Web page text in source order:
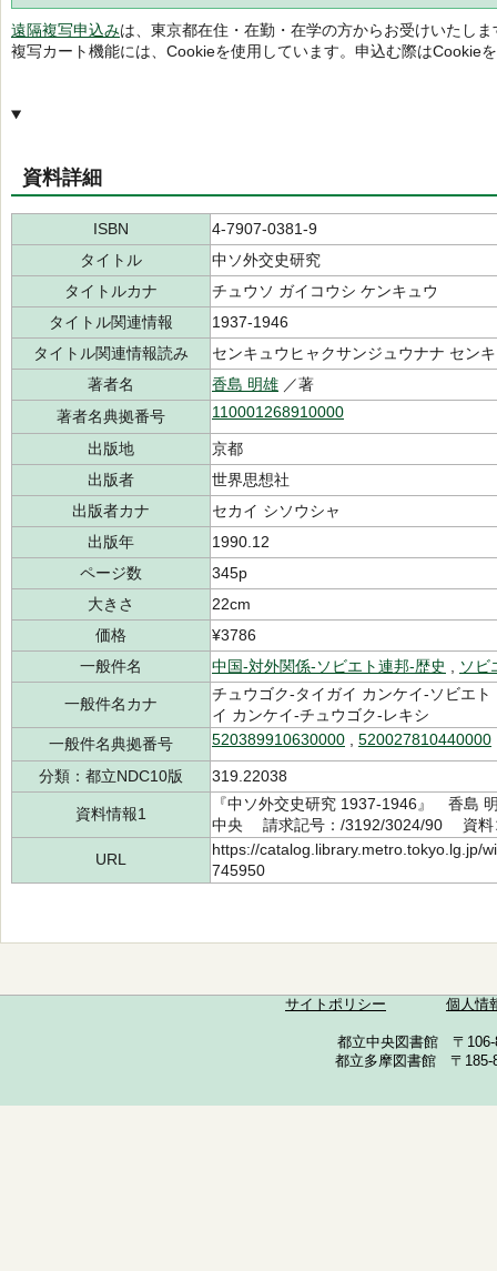
遠隔複写申込みは、東京都在住・在勤・在学の方からお受けいたしま
複写カート機能には、Cookieを使用しています。申込む際はCookie
資料詳細
ISBN
4-7907-0381-9
タイトル
中ソ外交史研究
タイトルカナ
チュウソ ガイコウシ ケンキュウ
タイトル関連情報
1937-1946
タイトル関連情報読み
センキュウヒャクサンジュウナナ セン
著者名
香島 明雄 ／著
著者名典拠番号
110001268910000
出版地
京都
出版者
世界思想社
出版者カナ
セカイ シソウシャ
出版年
1990.12
ページ数
345p
大きさ
22cm
価格
¥3786
一般件名
中国-対外関係-ソビエト連邦-歴史 ソビ
一般件名カナ
チュウゴク-タイガイ カンケイ-ソビエ
イ カンケイ-チュウゴク-レキシ
一般件名典拠番号
520389910630000 520027810440000
分類：都立NDC10版 319.22038
資料情報1
『中ソ外交史研究 1937-1946』 香
中央 請求記号：/3192/3024/90 資料
URL
https://catalog.library.metro.tokyo.lg.jp/
745950
サイトポリシー 個人情
都立中央図書館 〒
都立多摩図書館 〒185-